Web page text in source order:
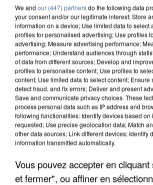
INTERPELLÉ EN ALGÉRIE
We and our (447) partnersdo the following data
your consent and/or our legitimate interest: Store
information on a device; Use limited data to select
profiles for personalised advertising; Use profiles
advertising; Measure advertising performance;
performance; Understand audiences through
of data from different sources; Develop and
profiles to personalise content; Use profiles to
content; Use limited data to select content; Ensure
detect fraud, and fix errors; Deliver and present
Save and communicate privacy choices. These
process personal data such as IP address and
following functionalities: Identify devices based on
requested; Use precise geolocation data; Match
other data sources; Link different devices; Identify
information transmitted automatically.
Vous pouvez accepter en
et fermer", ou affiner en